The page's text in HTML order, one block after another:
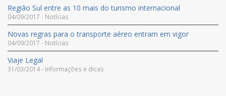
Região Sul entre as 10 mais do turismo internacional
04/09/2017 - Notícias
Novas regras para o transporte aéreo entram em vigor
04/09/2017 - Notícias
Viaje Legal
31/03/2014 - Informações e dicas